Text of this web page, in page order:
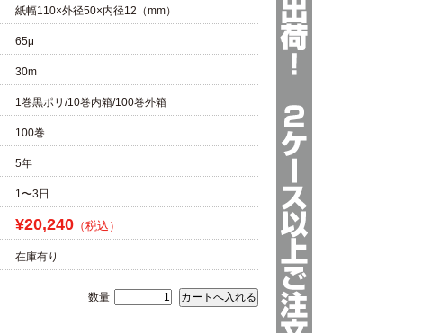
紙幅110×外径50×内径12（mm）
65μ
30m
1巻黒ポリ/10巻内箱/100巻外箱
100巻
5年
1〜3日
¥20,240 （税込）
在庫有り
数量